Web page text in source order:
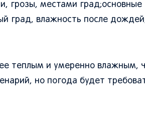
грозы, местами град;основные
град, влажность после
теплым и умеренно влажным,
но погода будет